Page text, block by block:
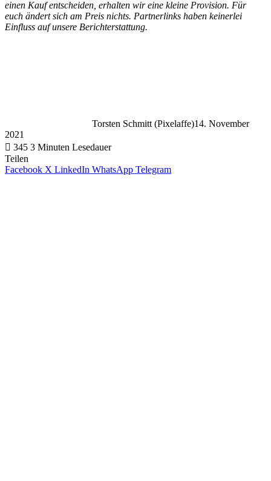
einen Kauf entscheiden, erhalten wir eine kleine Provision. Für
euch ändert sich am Preis nichts. Partnerlinks haben keinerlei
Einfluss auf unsere Berichterstattung.
Torsten Schmitt (Pixelaffe)14. November
2021
345 3 Minuten Lesedauer
Teilen
Facebook X LinkedIn WhatsApp Telegram